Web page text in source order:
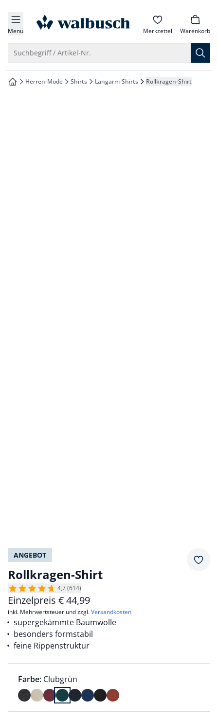
springen
springen
springen
springen
Menü zur Startseite Merkzettel Warenkorb
Suchbegriff / Artikel-Nr.
zur Startseite
Herren-Mode Shirts Langarm-Shirts Rollkragen-Shirt
ANGEBOT
Rollkragen-Shirt
4,7 (614)
Einzelpreis €44,99
inkl. Mehrwertsteuer und zzgl.Versandkosten
supergekämmte Baumwolle
besonders formstabil
feine Rippenstruktur
Farbauswahl:
Farbe: aktuell ausgewählt:
Clubgrün
Farbe Clubgrün ausgewählt